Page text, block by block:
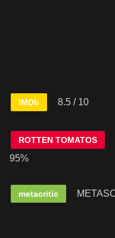
IMDb 8.5 / 10
ROTTEN TOMATOS
95%
metacritic